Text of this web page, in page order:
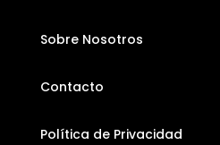
Sobre Nosotros
Contacto
Política de Privacidad